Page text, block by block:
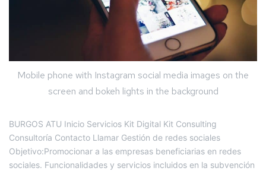
Mobile phone with Instagram social media images on the
screen and bokeh lights in the background
BURGOS ATU Inicio Servicios Kit Digital Kit Consulting
Consultoría Contacto Llamar Gestión de redes sociales
Objetivo:Promocionar a las empresas beneficiarias en redes
sociales. Funcionalidades y servicios incluidos en la subvención